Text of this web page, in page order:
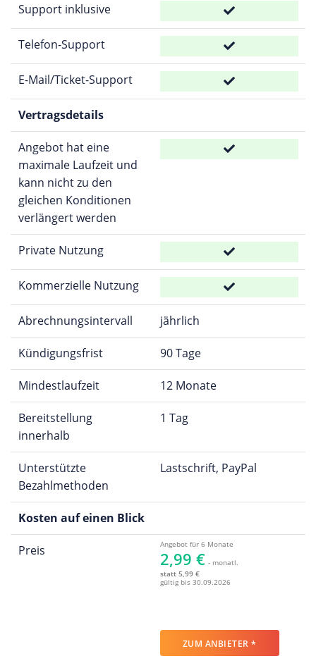
Support inklusive
Telefon-Support
E-Mail/Ticket-Support
Vertragsdetails
Angebot hat eine
maximale Laufzeit und
kann nicht zu den
gleichen Konditionen
verlängert werden
Private Nutzung
Kommerzielle Nutzung
Abrechnungsintervall jährlich
Kündigungsfrist 90 Tage
Mindestlaufzeit 12 Monate
Bereitstellung
innerhalb
1 Tag
Unterstützte
Bezahlmethoden
Lastschrift, PayPal
Kosten auf einen Blick
Preis Angebot für 6 Monate
2,99 € - monatl.
statt 5,99 €
gültig bis 30.09.2026
ZUM ANBIETER *